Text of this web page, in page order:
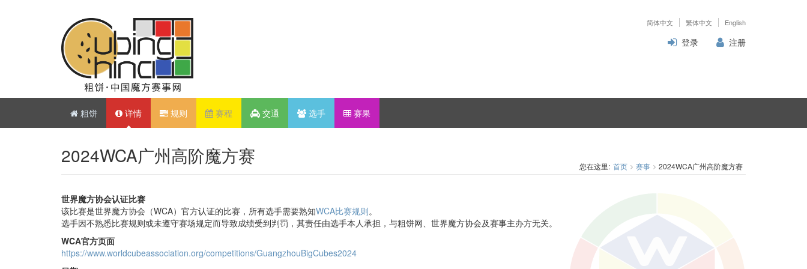
简体中文 繁体中文 English
登录 注册
粗饼 详情 规则 赛程 交通 选手 赛果
2024WCA广州高阶魔方赛 您在这里: 首页 赛事 2024WCA广州高阶魔方赛
世界魔方协会认证比赛
该比赛是世界魔方协会（WCA）官方认证的比赛，所有选手需要熟知WCA比赛规则。
选手因不熟悉比赛规则或未遵守赛场规定而导致成绩受到判罚，其责任由选手本人承担，与粗饼网、世界魔方协会及赛事主办方无关。
WCA官方页面
https://www.worldcubeassociation.org/competitions/GuangzhouBigCubes2024